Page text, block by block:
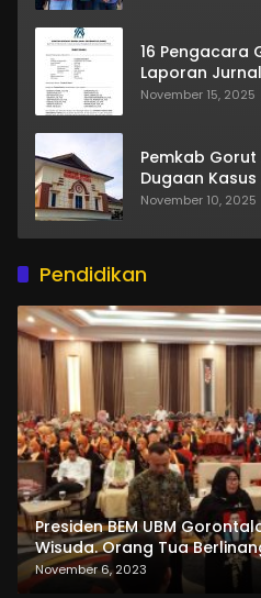
16 Pengacara
Laporan
November 15, 2025
Pemkab
Dugaan Kasus
November 10, 2025
Pendidikan
Presiden BEM UBM
Wisuda. Orang Tua
dan Pemasangan
November 6, 2023